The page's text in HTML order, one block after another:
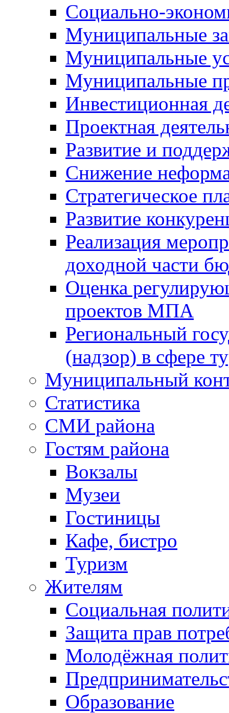
Социально-
Муниципальные
Муниципальные
Муниципальные
Инвестиционная
Проектная
Развитие и
Снижение
Стратегическое
Развитие
Реализация
доходной части
Оценка
проектов МПА
Региональный
(надзор) в сфере
Муниципальный
Статистика
СМИ района
Гостям района
Вокзалы
Музеи
Гостиницы
Кафе, бистро
Туризм
Жителям
Социальная
Защита прав
Молодёжная
Образование